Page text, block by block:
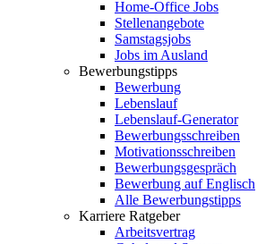
Home-Office Jobs
Stellenangebote
Samstagsjobs
Jobs im Ausland
Bewerbungstipps
Bewerbung
Lebenslauf
Lebenslauf-Generator
Bewerbungsschreiben
Motivationsschreiben
Bewerbungsgespräch
Bewerbung auf Englisch
Alle Bewerbungstipps
Karriere Ratgeber
Arbeitsvertrag